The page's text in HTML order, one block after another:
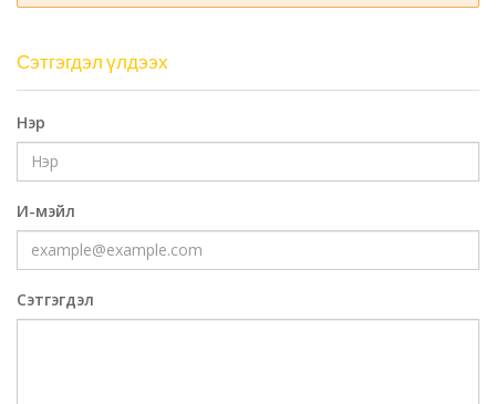
Сэтгэгдэл үлдээх
Нэр
И-мэйл
Сэтгэгдэл